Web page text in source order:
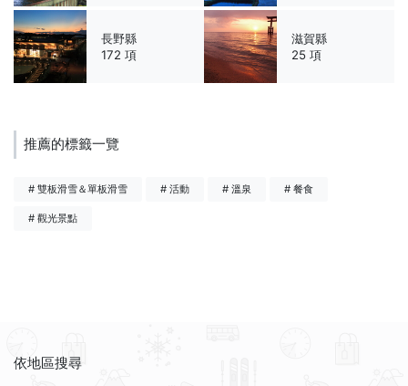
長野縣
172 項
滋賀縣
25 項
推薦的標籤一覽
# 雙板滑雪＆單板滑雪 # 活動 # 溫泉 # 餐食
# 觀光景點
依地區搜尋